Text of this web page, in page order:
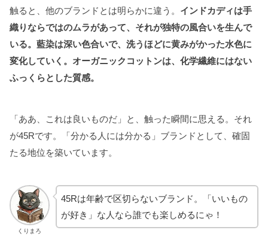
触ると、他のブランドとは明らかに違う。 インドカディは手
織りならではのムラがあって、それが独特の風合いを生んで
いる。藍染は深い色合いで、洗うほどに黄みがかった水色に
変化していく。オーガニックコットンは、化学繊維にはない
ふっくらとした質感。
「ああ、これは良いものだ」と、触った瞬間に思える。それ
が45Rです。「分かる人には分かる」ブランドとして、確固
たる地位を築いています。
くりまろ
45Rは年齢で区切らないブランド。「いいもの
が好き」な人なら誰でも楽しめるにゃ！